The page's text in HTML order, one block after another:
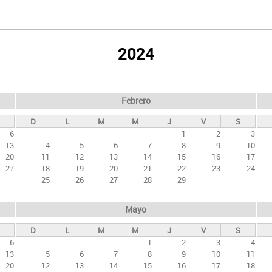
2024
6
13
20
27
Febrero
D L M M J V
S
1
2
3
4
5 6 7 8 9
10
11
12 13 14 15 16
17
18
19 20 21 22 23
24
25
26 27 28 29
6
13
20
Mayo
D L M M J V
S
1
2 3
4
5
6 7 8 9 10
11
12
13 14 15 16 17
18